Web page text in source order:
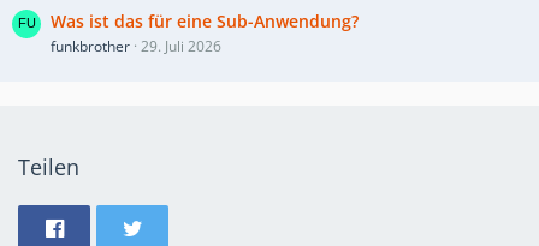
Was ist das für eine Sub-Anwendung?
funkbrother 29. Juli 2026
Teilen